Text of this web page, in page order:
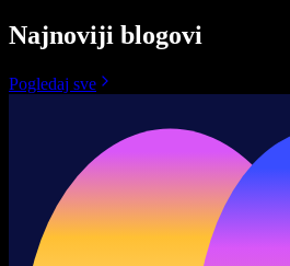
Najnoviji blogovi
Pogledaj sve